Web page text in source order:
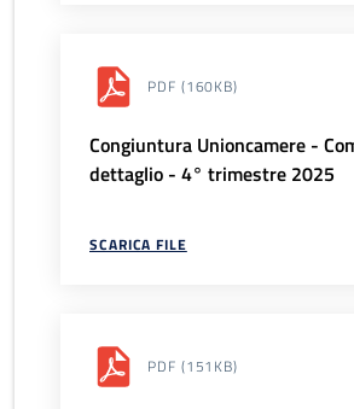
PDF (160KB)
Congiuntura Unioncamere -
dettaglio - 4° trimestre 2025
SCARICA FILE
PDF (151KB)